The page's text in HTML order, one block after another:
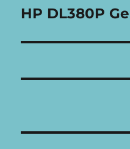
章:
下
篇
章:
HP DL380P